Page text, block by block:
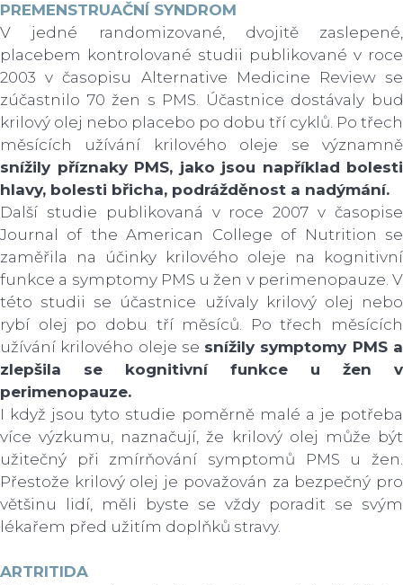
PREMENSTRUAČNÍ SYNDROM
V jedné randomizované, dvojitě zaslepené,
placebem kontrolované studii publikované v roce
2003 v časopisu Alternative Medicine Review se
zúčastnilo 70 žen s PMS. Účastnice dostávaly buď
krilový olej nebo placebo po dobu tří cyklů. Po třech
měsících užívání krilového oleje se významně
snížily příznaky PMS, jako jsou například bolesti
hlavy, bolesti břicha, podrážděnost a nadýmání.
Další studie publikovaná v roce 2007 v časopise
Journal of the American College of Nutrition se
zaměřila na účinky krilového oleje na kognitivní
funkce a symptomy PMS u žen v perimenopauze. V
této studii se účastnice užívaly krilový olej nebo
rybí olej po dobu tří měsíců. Po třech měsících
užívání krilového oleje se snížily symptomy PMS a
zlepšila se kognitivní funkce u žen v
perimenopauze.
I když jsou tyto studie poměrně malé a je potřeba
více výzkumu, naznačují, že krilový olej může být
užitečný při zmírňování symptomů PMS u žen.
Přestože krilový olej je považován za bezpečný pro
většinu lidí, měli byste se vždy poradit se svým
lékařem před užitím doplňků stravy.
ARTRITIDA